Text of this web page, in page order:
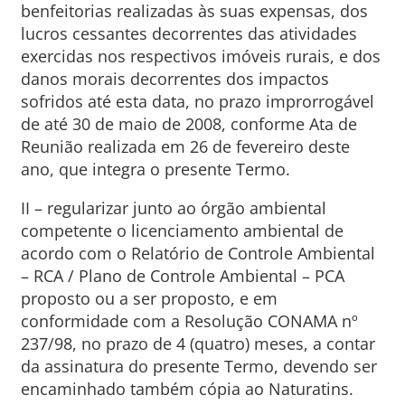
benfeitorias realizadas às suas expensas, dos
lucros cessantes decorrentes das atividades
exercidas nos respectivos imóveis rurais, e dos
danos morais decorrentes dos impactos
sofridos até esta data, no prazo improrrogável
de até 30 de maio de 2008, conforme Ata de
Reunião realizada em 26 de fevereiro deste
ano, que integra o presente Termo.
II – regularizar junto ao órgão ambiental
competente o licenciamento ambiental de
acordo com o Relatório de Controle Ambiental
– RCA / Plano de Controle Ambiental – PCA
proposto ou a ser proposto, e em
conformidade com a Resolução CONAMA nº
237/98, no prazo de 4 (quatro) meses, a contar
da assinatura do presente Termo, devendo ser
encaminhado também cópia ao Naturatins.